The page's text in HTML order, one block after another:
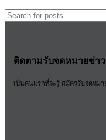
ติดตามรับจดหมายข่าว
เป็นคนแรกที่จะรู้ สมัครรับจดหม